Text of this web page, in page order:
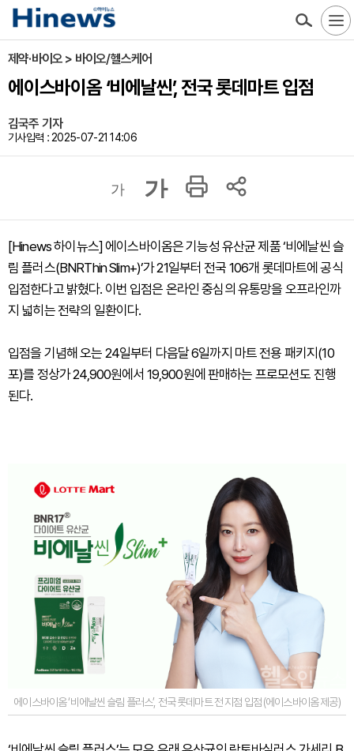
제약·바이오 > 바이오/헬스케어
에이스바이옴 ‘비에날씬’, 전국 롯데마트 입점
김국주 기자
기사입력 : 2025-07-21 14:06
가 가
[Hinews 하이뉴스] 에이스바이옴은 기능성 유산균 제품 ‘비에날씬 슬
림 플러스(BNRThin Slim+)’가 21일부터 전국 106개 롯데마트에 공식
입점한다고 밝혔다. 이번 입점은 온라인 중심의 유통망을 오프라인까
지 넓히는 전략의 일환이다.
입점을 기념해 오는 24일부터 다음달 6일까지 마트 전용 패키지(10
포)를 정상가 24,900원에서 19,900원에 판매하는 프로모션도 진행
된다.
에이스바이옴 ‘비에날씬 슬림 플러스’, 전국 롯데마트 전 지점 입점 (에이스바이옴 제공)